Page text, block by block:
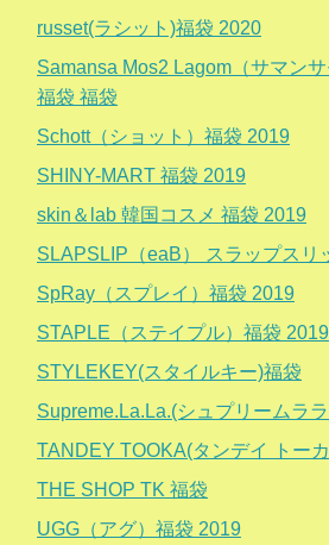
russet(ラシット)福袋 2020
Samansa Mos2 Lagom（サマンサ
福袋 福袋
Schott（ショット）福袋 2019
SHINY-MART 福袋 2019
skin＆lab 韓国コスメ 福袋 2019
SLAPSLIP（eaB） スラップスリ
SpRay（スプレイ）福袋 2019
STAPLE（ステイプル）福袋 2019
STYLEKEY(スタイルキー)福袋
Supreme.La.La.(シュプリームラ
TANDEY TOOKA(タンデイ トー
THE SHOP TK 福袋
UGG（アグ）福袋 2019